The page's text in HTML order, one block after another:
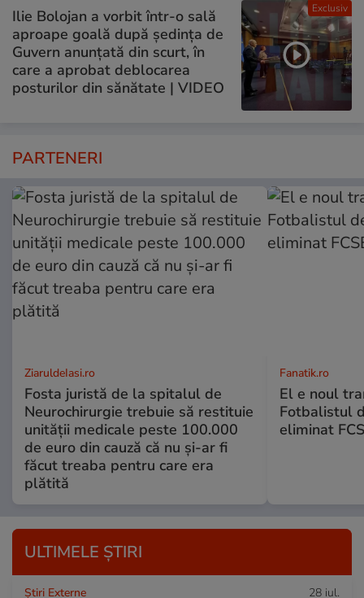
Exclusiv
Ilie Bolojan a vorbit într-o sală
aproape goală după ședința de
Guvern anunțată din scurt, în
care a aprobat deblocarea
posturilor din sănătate | VIDEO
PARTENERI
ZiaruldeIasi.ro
Fosta juristă de la spitalul de
Neurochirurgie trebuie să restituie
unității medicale peste 100.000
de euro din cauză că nu și-ar fi
făcut treaba pentru care era
plătită
Fanatik.ro
El e noul
Fotbalistul
eliminat
ULTIMELE ȘTIRI
Știri Externe 28 iul.